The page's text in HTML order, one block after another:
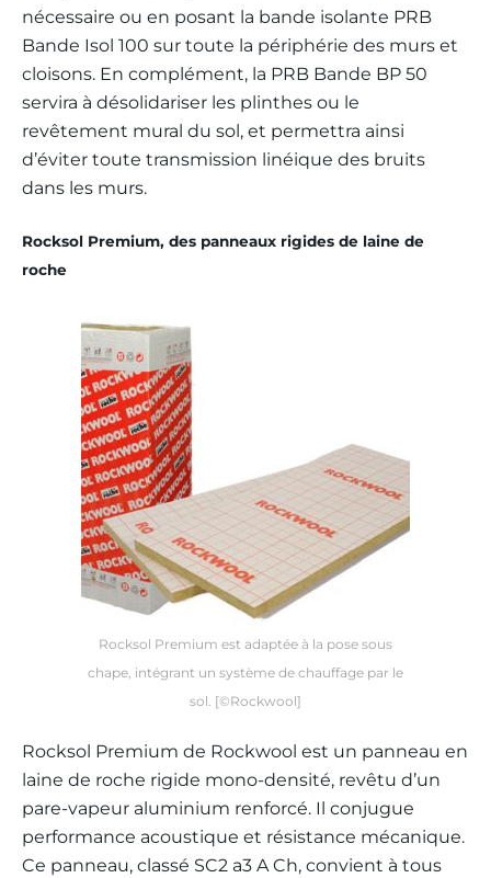
nécessaire ou en posant la bande isolante PRB
Bande Isol 100 sur toute la périphérie des murs et
cloisons. En complément, la PRB Bande BP 50
servira à désolidariser les plinthes ou le
revêtement mural du sol, et permettra ainsi
d’éviter toute transmission linéique des bruits
dans les murs.
Rocksol Premium, des panneaux rigides de laine de
roche
Rocksol Premium est adaptée à la pose sous
chape, intégrant un système de chauffage par le
sol. [©Rockwool]
Rocksol Premium de Rockwool est un panneau en
laine de roche rigide mono-densité, revêtu d’un
pare-vapeur aluminium renforcé. Il conjugue
performance acoustique et résistance mécanique.
Ce panneau, classé SC2 a3 A Ch, convient à tous